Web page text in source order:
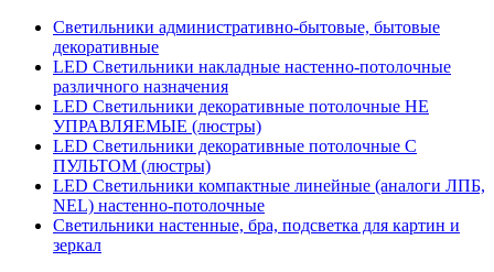
Светильники административно-бытовые, бытовые
декоративные
LED Cветильники накладные настенно-потолочные
различного назначения
LED Светильники декоративные потолочные НЕ
УПРАВЛЯЕМЫЕ (люстры)
LED Светильники декоративные потолочные С
ПУЛЬТОМ (люстры)
LED Светильники компактные линейные (аналоги ЛПБ,
NEL) настенно-потолочные
Светильники настенные, бра, подсветка для картин и
зеркал